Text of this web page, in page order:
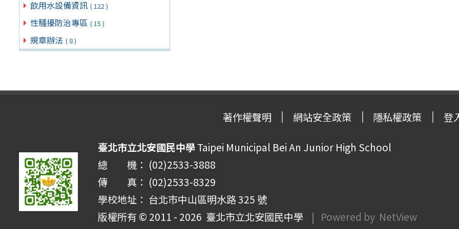
飲用水設備資訊 ( 122 )
性騷擾防治專區 ( 15 )
規章辦法 ( 8 )
著作權聲明 網站安全政策 隱私權政策 登
臺北市立北安國民中學Taipei Municipal Bei An Junior High School
總 機： (02)2533-3888
傳 真： (02)2533-8329
學校地址： 台北市中山區明水路 325 號
版權所有 © 2011 - 2026 臺北市立北安國民中學 | Powered by NetView